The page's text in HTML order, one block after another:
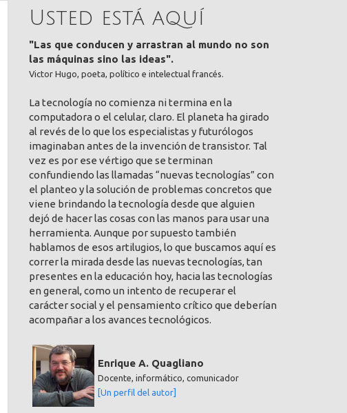
Usted está aquí
"Las que conducen y arrastran al mundo no son
las máquinas sino las ideas".
Victor Hugo, poeta, político e intelectual francés.
La tecnología no comienza ni termina en la
computadora o el celular, claro. El planeta ha girado
al revés de lo que los especialistas y futurólogos
imaginaban antes de la invención de transistor. Tal
vez es por ese vértigo que se terminan
confundiendo las llamadas “nuevas tecnologías” con
el planteo y la solución de problemas concretos que
viene brindando la tecnología desde que alguien
dejó de hacer las cosas con las manos para usar una
herramienta. Aunque por supuesto también
hablamos de esos artilugios, lo que buscamos aquí es
correr la mirada desde las nuevas tecnologías, tan
presentes en la educación hoy, hacia las tecnologías
en general, como un intento de recuperar el
carácter social y el pensamiento crítico que deberían
acompañar a los avances tecnológicos.
Enrique A. Quagliano
Docente, informático, comunicador
[Un perfil del autor]